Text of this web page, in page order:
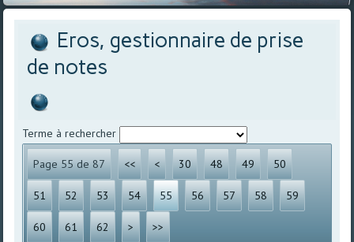
Eros, gestionnaire de prise
de notes
Terme à rechercher
Page 55 de 87 << < 30 48 49 50
51 52 53 54 55 56 57 58 59
60 61 62 > >>